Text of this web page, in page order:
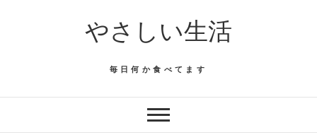
やさしい生活
毎日何か食べてます